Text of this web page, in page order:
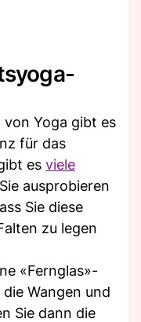
von Yoga gibt es
für das
es viele
ausprobieren
Sie diese
zu legen
«Fernglas»-
Wangen und
Sie dann die